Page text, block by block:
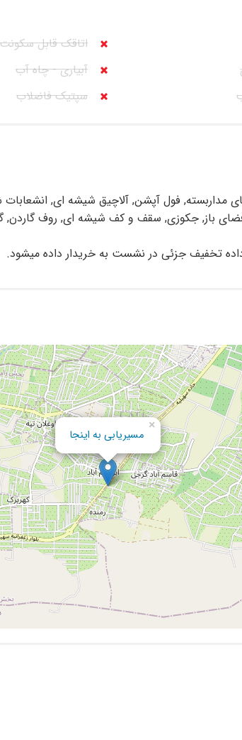
اتاقک قابل سکونت
آبیاری - چاه آب
سپتیک فاضلاب
پرده های برقی, دوربین های مداربسته, فول آپشن, آلاچیق
باز, جکوزی, سقف و کف شیشه ای, روف گاردن,
مسیریابی به اینجا
×